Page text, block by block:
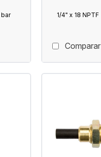
bar 1/4" x 18 NPTF
Comparar